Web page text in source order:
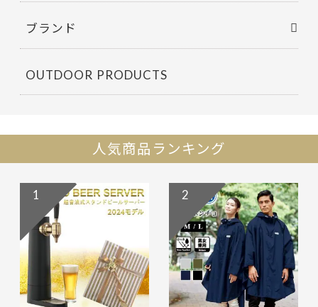
ブランド
OUTDOOR PRODUCTS
人気商品ランキング
1 2